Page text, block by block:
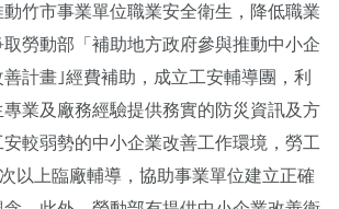
竹市事業單位職業安全衛生，降低職業
勞動部「補助地方政府參與推動中小企
計畫｣經費補助，成立工安輔導團，利
業及廠務經驗提供務實的防災資訊及方
較弱勢的中小企業改善工作環境，勞工
以上臨廠輔導，協助事業單位建立正確